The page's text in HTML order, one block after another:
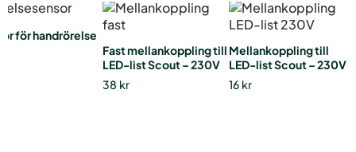
för handrörelse
Fast mellankoppling till
LED-list Scout – 230V
38 kr
Mellankoppling till
LED-list Scout – 230V
16 kr
Den
här
produkten
har
flera
varianter.